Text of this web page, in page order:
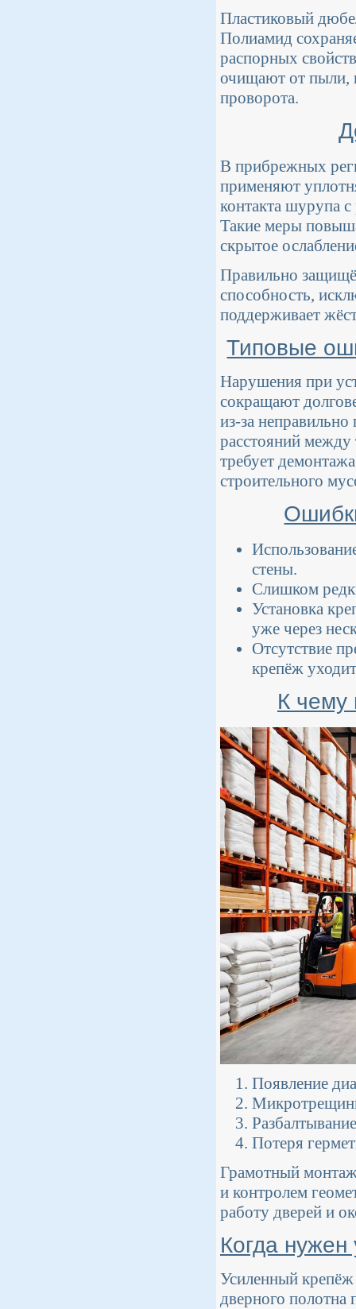
Пластиковый
Полиамид
распорных
очищают от пыли,
проворота.
В прибрежных
применяют
контакта шурупа
Такие меры
скрытое
Правильно
способность,
поддерживает
Типовые
Нарушения при
сокращают
из-за
расстояний между
требует
строительного
стены.
Слишком
Установка
уже через
Отсутствие
крепёж
К чему
Появление
Потеря
Грамотный
и контролем
работу дверей и
Когда
Усиленный
дверного полотна